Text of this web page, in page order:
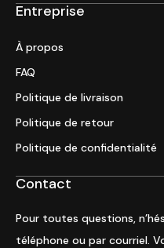
Entreprise
À propos
FAQ
Politique de livraison
Politique de retour
Politique de confidentialité
Contact
Pour toutes questions,
téléphone ou par courriel.